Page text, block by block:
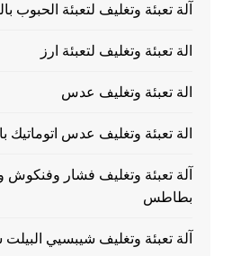
آلة تعبئة وتغليف لتعبئة الحبوب
الة تعبئة وتغليف لتعبئة ارز
الة تعبئة وتغليف عدس
الة تعبئة وتغليف عدس اتوماتيك
آلة تعبئة وتغليف فشار
بطاطس
آلة تعبئة وتغليف شيبسيي